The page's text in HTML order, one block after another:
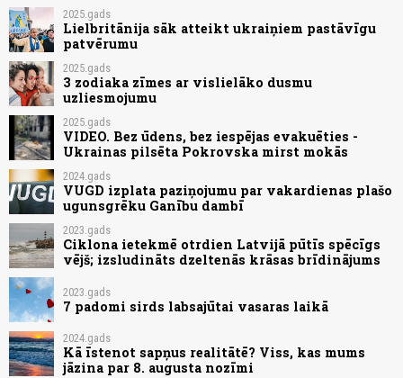
2025.gads
Lielbritānija sāk atteikt ukraiņiem pastāvīgu
patvērumu
2025.gads
3 zodiaka zīmes ar vislielāko dusmu
uzliesmojumu
2025.gads
VIDEO. Bez ūdens, bez iespējas evakuēties -
Ukrainas pilsēta Pokrovska mirst mokās
2024.gads
VUGD izplata paziņojumu par vakardienas plašo
ugunsgrēku Ganību dambī
2023.gads
Ciklona ietekmē otrdien Latvijā pūtīs spēcīgs
vējš; izsludināts dzeltenās krāsas brīdinājums
2023.gads
7 padomi sirds labsajūtai vasaras laikā
2024.gads
Kā īstenot sapņus realitātē? Viss, kas mums
jāzina par 8. augusta nozīmi